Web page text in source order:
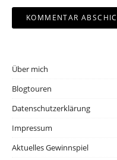
Über mich
Blogtouren
Datenschutzerklärung
Impressum
Aktuelles Gewinnspiel